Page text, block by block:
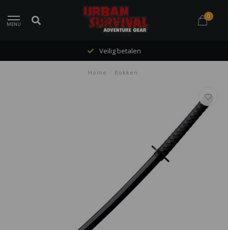
MENU
0
Veilig betalen
Home Bokken